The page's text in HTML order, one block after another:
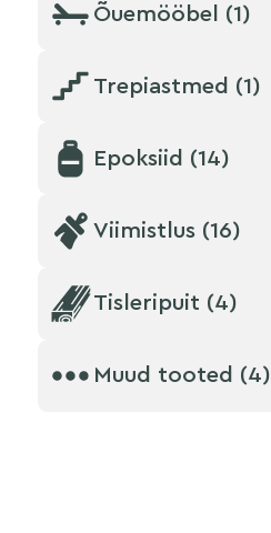
Õuemööbel (1)
Trepiastmed (1)
Epoksiid (14)
Viimistlus (16)
Tisleripuit (4)
Muud tooted (4)